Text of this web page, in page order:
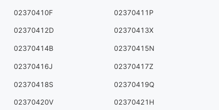
02370410F 02370411P
02370412D 02370413X
02370414B 02370415N
02370416J 02370417Z
02370418S 02370419Q
02370420V 02370421H